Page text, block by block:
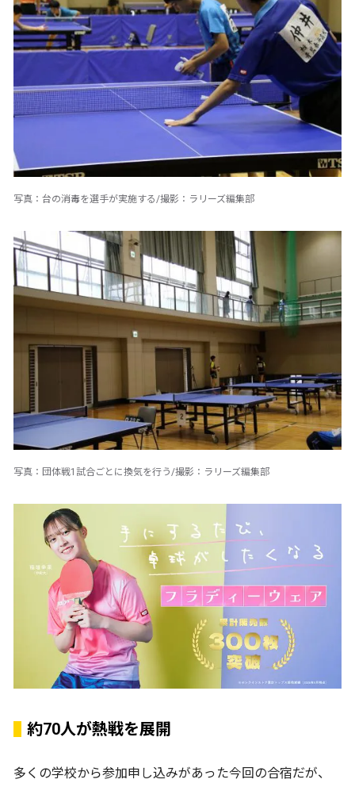
写真：台の消毒を選手が実施する/撮影：ラリーズ編集部
写真：団体戦1試合ごとに換気を行う/撮影：ラリーズ編集部
約70人が熱戦を展開
多くの学校から参加申し込みがあった今回の合宿だが、